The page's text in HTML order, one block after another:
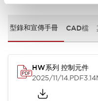
型錄和宣傳手冊 CAD檔
HW系列 控制元件
2025/11/14.PDF